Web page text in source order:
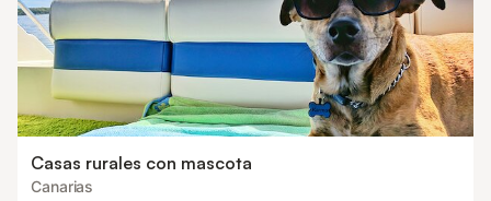
Casas rurales con mascota
Canarias